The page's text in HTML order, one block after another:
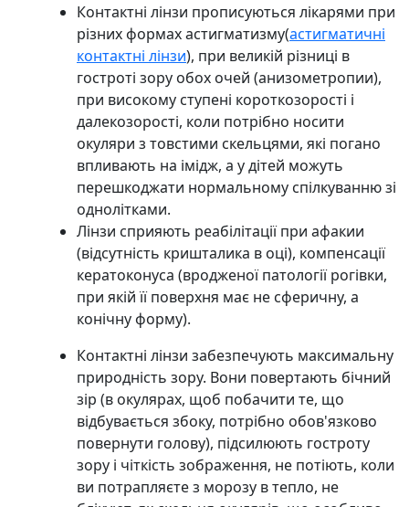
Контактні лінзи прописуються лікарями при
різних формах астигматизму(астигматичні
контактні лінзи), при великій різниці в
гостроті зору обох очей (анизометропии),
при високому ступені короткозорості і
далекозорості, коли потрібно носити
окуляри з товстими скельцями, які погано
впливають на імідж, а у дітей можуть
перешкоджати нормальному спілкуванню зі
однолітками.
Лінзи сприяють реабілітації при афакии
(відсутність кришталика в оці), компенсації
кератоконуса (вродженої патології рогівки,
при якій її поверхня має не сферичну, а
конічну форму).
Контактні лінзи забезпечують максимальну
природність зору. Вони повертають бічний
зір (в окулярах, щоб побачити те, що
відбувається збоку, потрібно обов'язково
повернути голову), підсилюють гостроту
зору і чіткість зображення, не потіють, коли
ви потрапляєте з морозу в тепло, не